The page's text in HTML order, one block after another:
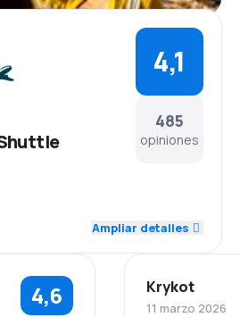
485
opiniones
4,1
4,3
Ampliar detalles
4,6 Krykot
11 marzo 2026